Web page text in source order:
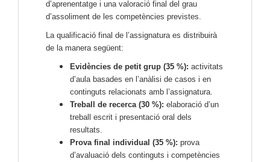
d’aprenentatge i una valoració final del grau
d’assoliment de les competències previstes.
La qualificació final de l’assignatura es distribuirà
de la manera següent:
Evidències de petit grup (35 %): activitats
d’aula basades en l’anàlisi de casos i en
continguts relacionats amb l’assignatura.
Treball de recerca (30 %): elaboració d’un
treball escrit i presentació oral dels
resultats.
Prova final individual (35 %): prova
d’avaluació dels continguts i competències